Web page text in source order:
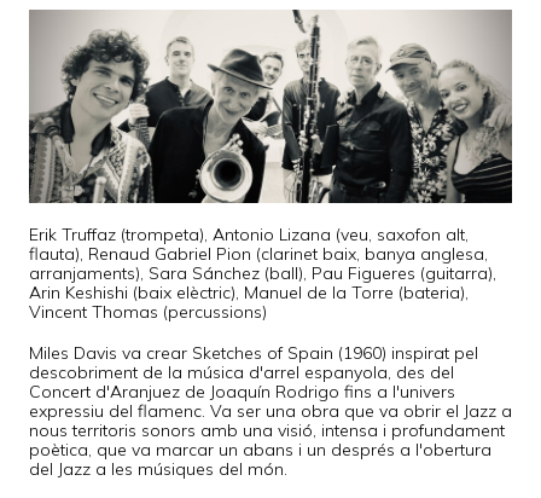
Erik Truffaz (trompeta), Antonio Lizana (veu, saxofon alt,
flauta), Renaud Gabriel Pion (clarinet baix, banya anglesa,
arranjaments), Sara Sánchez (ball), Pau Figueres (guitarra),
Arin Keshishi (baix elèctric), Manuel de la Torre (bateria),
Vincent Thomas (percussions)
Miles Davis va crear Sketches of Spain (1960) inspirat pel
descobriment de la música d'arrel espanyola, des del
Concert d'Aranjuez de Joaquín Rodrigo fins a l'univers
expressiu del flamenc. Va ser una obra que va obrir el Jazz a
nous territoris sonors amb una visió, intensa i profundament
poètica, que va marcar un abans i un després a l'obertura
del Jazz a les músiques del món.